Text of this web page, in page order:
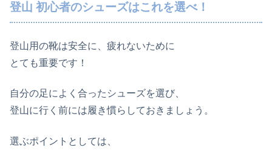
登山 初心者のシューズはこれを選べ！
登山用の靴は安全に、疲れないために
とても重要です！
自分の足によく合ったシューズを選び、
登山に行く前には履き慣らしておきましょう。
選ぶポイントとしては、